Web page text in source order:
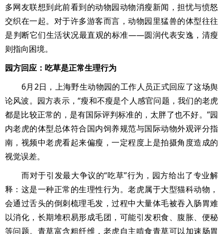
多网友联想到此前看到的动物园动物消瘦新闻，担忧与愤怒
交织在一起。对于许多游客而言，动物园里猛兽的体型往往
是判断它们生活状况最直观的标准——圆润代表安逸，清瘦
则指向困境。
园方回应：吃草是正常生理行为
6月2日，上海野生动物园的工作人员正式回应了这场舆
论风波。园方表示，“瘦和不瘦是个人感官问题，我们的老虎
都是比较正常的，是有国际评判标准的，太胖了也不好。”园
内老虎的体型总体符合国内饲养规范与国际动物外观评分指
南，视频中老虎看起来偏瘦，一定程度上是拍摄角度造成的
视觉误差。
而对于引发最大争议的“吃草”行为，园方给出了专业解
释：这是一种正常的生理性行为。老虎属于大型猫科动物，
会通过舌头的倒刺梳理毛发，过程中大量体毛被吞入肠胃难
以消化，长期堆积易形成毛团，可能引发积食、腹胀、便秘
等问题。青草富含粗纤维，老虎自主啃食青草可以加速肠胃